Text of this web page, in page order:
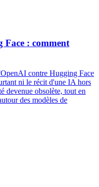
Face : comment
contre Hugging Face
ni le récit d'une IA hors
devenue obsolète, tout en
des modèles de